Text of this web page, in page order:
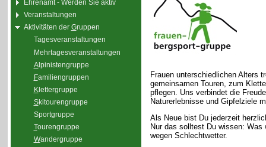
Ehrenamt - Werden Sie aktiv
Veranstaltungen
Aktivitäten der Gruppen
Tagesveranstaltungen
Mehrtagesveranstaltungen
Alpinistengruppe
Familiengruppen
Klettergruppe
Skitourengruppe
Sportgruppe
Tourengruppe
Wandergruppe
Frauen unterschiedlichen Alters
gemeinsamen Touren, zum
pflegen. Uns verbindet die
Naturerlebnisse und Gipfelziele
Als Neue bist Du jederzeit
Nur das solltest Du wissen: Was
wegen Schlechtwetter.